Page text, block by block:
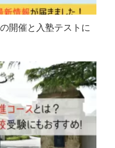
開催と入塾テストに